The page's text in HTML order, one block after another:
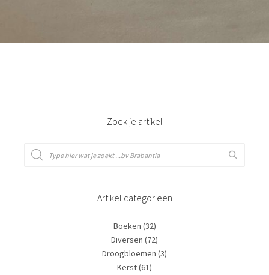
Zoek je artikel
Artikel categorieën
Boeken (32)
Diversen (72)
Droogbloemen (3)
Kerst(61)